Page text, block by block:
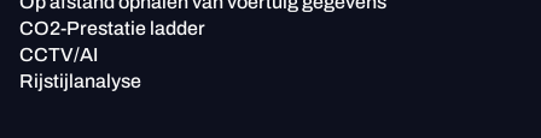
CO2-Prestatie ladder
CCTV/AI
Rijstijlanalyse